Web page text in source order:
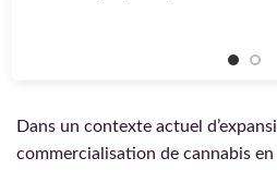
Dans un contexte actuel
commercialisation de cannabis